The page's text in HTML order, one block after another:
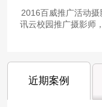
2016百威推广活动
讯云校园推广摄影师
近期案例